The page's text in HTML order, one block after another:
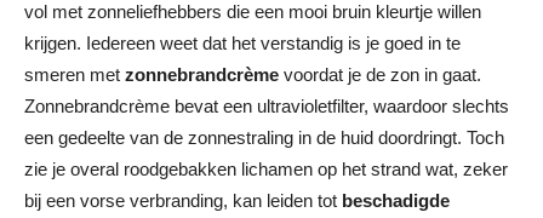
vol met zonneliefhebbers die een mooi bruin kleurtje willen
krijgen. Iedereen weet dat het verstandig is je goed in te
smeren met zonnebrandcrème voordat je de zon in gaat.
Zonnebrandcrème bevat een ultravioletfilter, waardoor slechts
een gedeelte van de zonnestraling in de huid doordringt. Toch
zie je overal roodgebakken lichamen op het strand wat, zeker
bij een vorse verbranding, kan leiden tot beschadigde